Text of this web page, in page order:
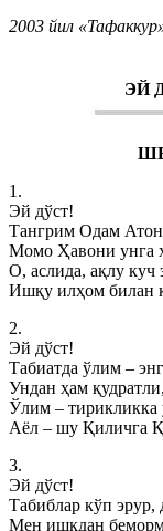
2003 йил
ЭЙ
1.
Эй дўст!
Тангрим Одам
Момо Ҳавони унга
О, аслида, ақлу куч
Ишқу илҳом билан
2.
Эй дўст!
Табиатда ўлим –
Ундан ҳам
Ўлим – тирикликка
Аёл – шу Қиличга
3.
Эй дўст!
Табиблар кўп эрур,
Мен ишқдан